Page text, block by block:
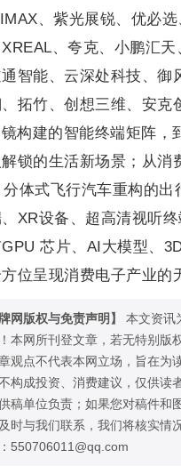
、紫光展锐、优必
、夸克、小鹏汇天
智能、云深处科技、御
、拓竹、创想三维、安
构建的智能终端矩阵，
锁的生活新场景；从消
体式飞行汽车重构的出
XR设备、超高清视听
芯片、AI大模型、
位呈现消费电子产业的
网版权与免责声明】
本文资讯
本网所刊登文章，若无特别版
观点不代表本网立场，旨在为
构成投资、消费建议，仅供读
稿单位负责；如果您对稿件和
时与我们联系，我们将核实情
550706011@qq.com